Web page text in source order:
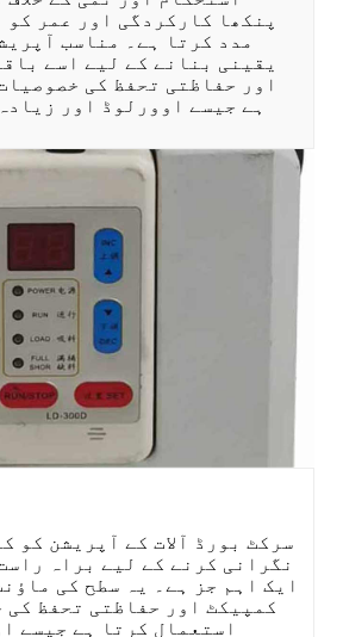
پنکھا کارکردگی اور عمر کو
مدد کرتا ہے۔ مناسب
یقینی بنانے کے لیے اسے
اور حفاظتی تحفظ کی
ہے جیسے اوورلوڈ اور
سرکٹ بورڈ آلات کے آپریشن کو
نگرانی کرنے کے لیے براہ
ایک اہم جز ہے۔ یہ سطح کی
کمپیکٹ اور حفاظتی تحفظ کی
استعمال کرتا ہے جیسے